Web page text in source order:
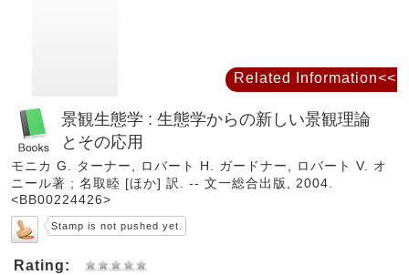
景観生態学 : 生態学からの新しい景観理論
とその応用
モニカ G. ターナー, ロバート H. ガードナー, ロバート V. オ
ニール著 ; 名取睦 [ほか] 訳. -- 文一総合出版, 2004.
<BB00224426>
Stamp is not pushed yet.
Rating:
Related Information<<